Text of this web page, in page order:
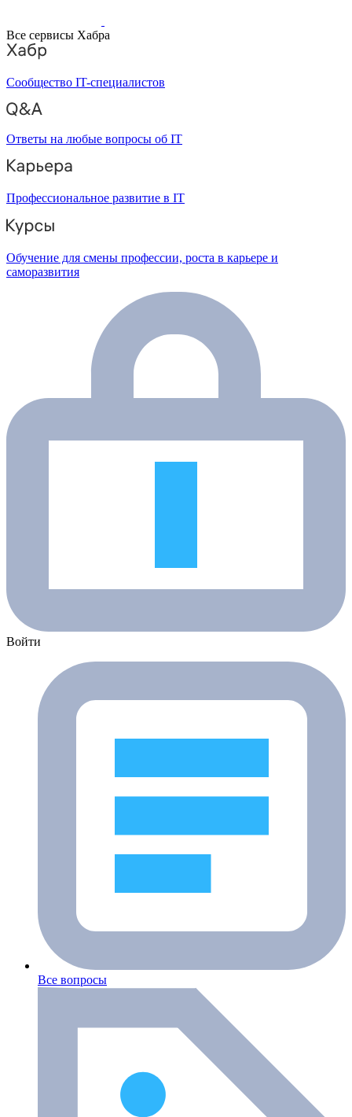
Все сервисы Хабра
Сообщество IT-специалистов
Ответы на любые вопросы об IT
Профессиональное развитие в IT
Обучение для смены профессии, роста в карьере и
саморазвития
Войти
Все вопросы